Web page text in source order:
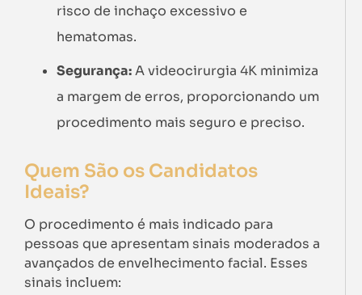
risco de inchaço excessivo e
hematomas.
Segurança:A videocirurgia 4K minimiza
a margem de erros, proporcionando um
procedimento mais seguro e preciso.
Quem São os Candidatos
Ideais?
O procedimento é mais indicado para
pessoas que apresentam sinais moderados a
avançados de envelhecimento facial. Esses
sinais incluem: